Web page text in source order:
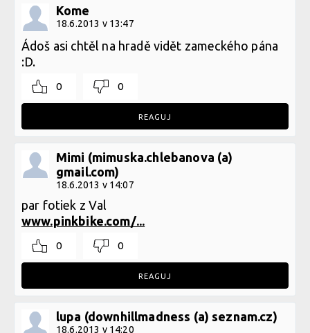
Kome
18.6.2013 v 13:47
Ádoš asi chtěl na hradě vidět zameckého pána
:D.
0 0
REAGUJ
Mimi (mimuska.chlebanova (a)
gmail.com)
18.6.2013 v 14:07
par fotiek z Val
www.pinkbike.com/...
0 0
REAGUJ
lupa (downhillmadness (a) seznam.cz)
18.6.2013 v 14:20